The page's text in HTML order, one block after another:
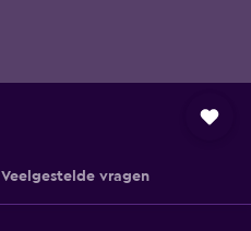
Veelgestelde vragen